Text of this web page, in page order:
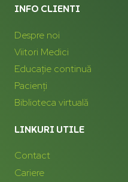
INFO CLIENTI
Despre noi
Viitori Medici
Educație continuă
Pacienți
Biblioteca virtuală
LINKURI UTILE
Contact
Cariere